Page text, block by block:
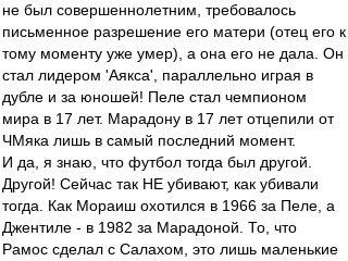
не был совершеннолетним, требовалось
письменное разрешение его матери (отец его к
тому моменту уже умер), а она его не дала. Он
стал лидером 'Аякса', параллельно играя в
дубле и за юношей! Пеле стал чемпионом
мира в 17 лет. Марадону в 17 лет отцепили от
ЧМяка лишь в самый последний момент.
И да, я знаю, что футбол тогда был другой.
Другой! Сейчас так НЕ убивают, как убивали
тогда. Как Мораиш охотился в 1966 за Пеле, а
Джентиле - в 1982 за Марадоной. То, что
Рамос сделал с Салахом, это лишь маленькие